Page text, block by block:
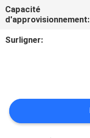
CONTACTEZ-
NOUS
PLAN
Capacité
d'approvisionnement:
Surligner: